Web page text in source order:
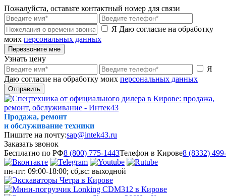
Пожалуйста, оставьте контактный номер для связи
Я Даю согласие на обработку
моих персональных данных
Перезвоните мне
Узнать цену
Я
Даю согласие на обработку моих персональных данных
Отправить
Продажа, ремонт
и обслуживание техники
Пишите на почту:sap@intek43.ru
Заказать звонок
Бесплатно по РФ8 (800) 775-1443Телефон в Кирове8 (8332)
пн-пт: 09:00-18:00; сб,вс: выходной